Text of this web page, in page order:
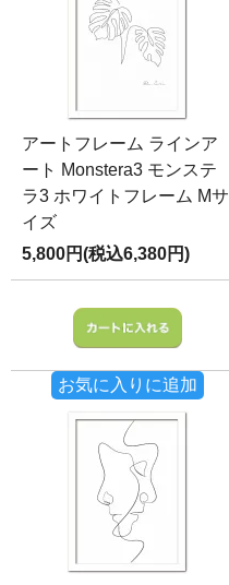
アートフレーム ラインア
ート Monstera3 モンステ
ラ3 ホワイトフレーム Mサ
イズ
5,800円(税込6,380円)
お気に入りに追加